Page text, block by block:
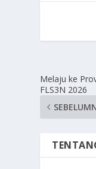
Melaju ke
FLS3N 2026